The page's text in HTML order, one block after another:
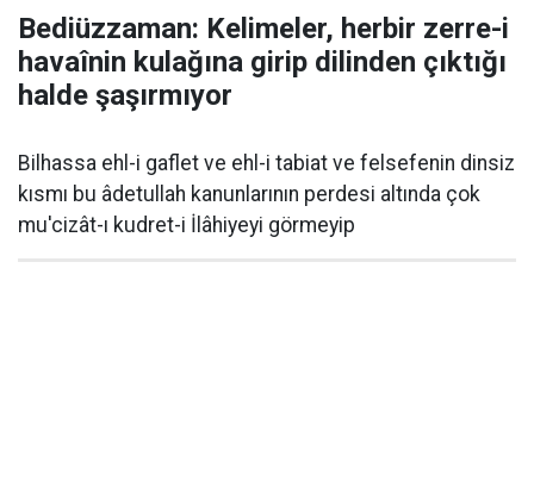
Bediüzzaman: Kelimeler, herbir zerre-i
havaînin kulağına girip dilinden çıktığı
halde şaşırmıyor
Bilhassa ehl-i gaflet ve ehl-i tabiat ve felsefenin dinsiz
kısmı bu âdetullah kanunlarının perdesi altında çok
mu'cizât-ı kudret-i İlâhiyeyi görmeyip